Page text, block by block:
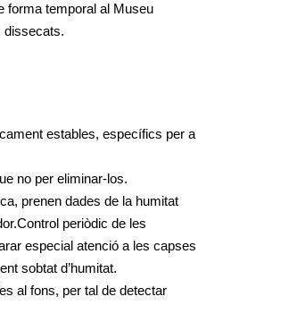
forma temporal al Museu
dissecats.
estables, específics per a
no per eliminar-los.
prenen dades de la humitat
periòdic de les
especial atenció a les capses
sobtat d’humitat.
al fons, per tal de detectar